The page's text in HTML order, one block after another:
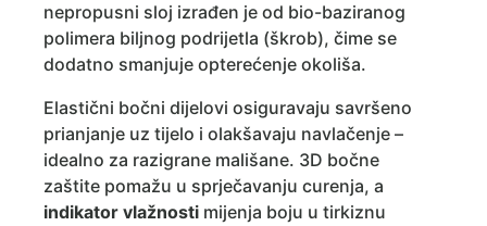
nepropusni sloj izrađen je od bio-baziranog
polimera biljnog podrijetla (škrob), čime se
dodatno smanjuje opterećenje okoliša.
Elastični bočni dijelovi osiguravaju savršeno
prianjanje uz tijelo i olakšavaju navlačenje –
idealno za razigrane mališane. 3D bočne
zaštite pomažu u sprječavanju curenja, a
indikator vlažnosti mijenja boju u tirkiznu